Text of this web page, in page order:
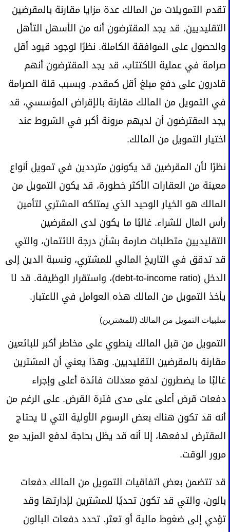
تقدم التمويلات من المالك عدة مزايا مقارنة بالمقرضين
التقليديين. قد يجد المقترضون أنه من الأسهل التأهل
والحصول على الموافقة الكاملة. نظرًا لوجود قيود أقل
صرامة في عملية الاكتتاب، قد يجد المقترضون أنهم
قادرون على دفع مبلغ أقل كمقدم. وبسبب قلة الصرامة
في التمويل من المالك مقارنة بالإقراض المؤسسي، قد
يجد المقترضون أن لديهم مرونة أكبر في الشروط عند
اختيار التمويل من المالك.
نظرًا لأن المقرضين قد يكونون مترددين في تمويل أنواع
معينة من العقارات الأكثر خطورة، قد يكون التمويل من
المالك هو الخيار الوحيد الذي يمتلكه المشتري لتأمين
رأس المال للشراء. غالبًا ما يكون لدى المقرضين
التقليديين متطلبات صارمة بشأن درجة الائتمان، والتي
قد تدقق في التاريخ المالي للمشتري، ونسبة الدين إلى
الدخل (debt-to-income ratio)، واستقرار الوظيفة. قد لا
يأخذ التمويل من المالك هذه العوامل في الاعتبار.
سلبيات التمويل من المالك (للمشترين)
التمويل من قبل المالك ينطوي على مخاطر أكبر للبائعين
مقارنة بالمقرضين التقليديين. وهذا يعني أن المشترين
غالبًا ما يضطرون لدفع معدلات فائدة أعلى وإجراء
دفعات قرض أعلى على مدى فترة القرض. على الرغم من
أنه قد تكون هناك بعض الرسوم الأولية التي لا يحتاج
المقترض لدفعها، إلا أنه قد يظل بحاجة لدفع المزيد مع
مرور الوقت.
قد تتضمن بعض اتفاقيات التمويل من المالك دفعات
بالون، والتي قد تكون تحديًا للمشترين لإدارتها وقد
تؤدي إلى ضغوط مالية أو تعثر. تحدد دفعات البالون